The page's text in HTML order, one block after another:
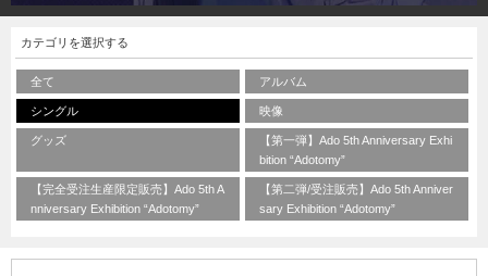
カテゴリを選択する
全て アルバム
シングル 映像
グッズ
【第一弾】Ado 5th Anniversary Exhi
bition “Adotomy”
【完全受注生産限定販売】Ado 5th A
nniversary Exhibition “Adotomy”
【第二弾/受注販売】Ado 5th Anniver
sary Exhibition “Adotomy”